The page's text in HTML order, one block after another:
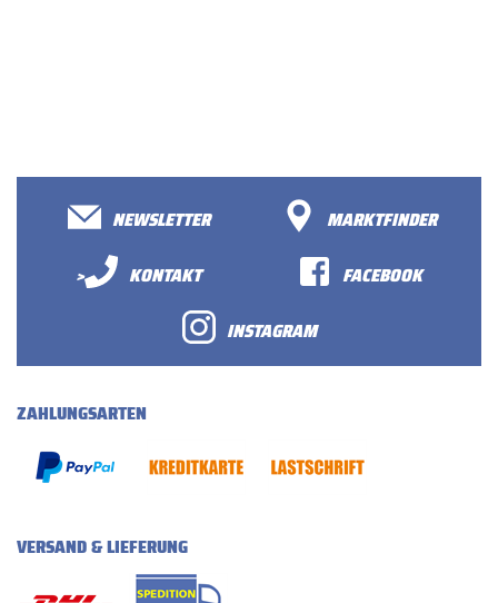
NEWSLETTER
MARKTFINDER
>
KONTAKT
FACEBOOK
INSTAGRAM
ZAHLUNGSARTEN
VERSAND & LIEFERUNG